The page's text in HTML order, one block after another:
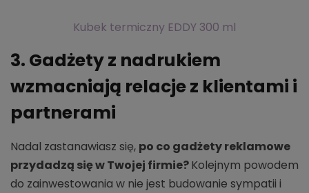
Kubek termiczny EDDY 300 ml
3. Gadżety z nadrukiem
wzmacniają relacje z klientami i
partnerami
Nadal zastanawiasz się, po co gadżety reklamowe
przydadzą się w Twojej firmie?Kolejnym powodem
do zainwestowania w nie jest budowanie sympatii i